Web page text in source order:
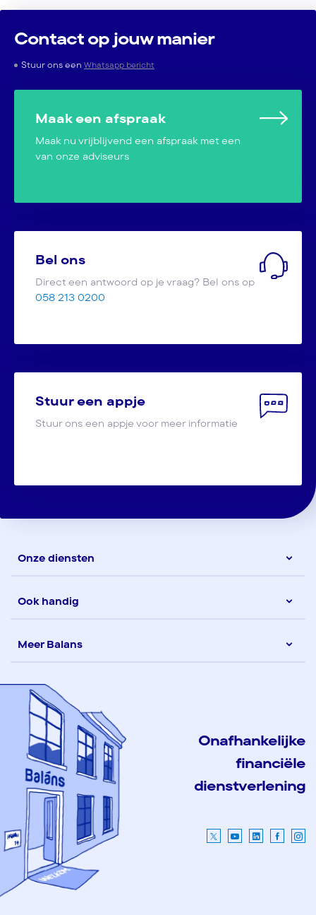
Contact op jouw manier
Stuur ons een Whatsapp bericht
Maak een afspraak
Maak nu vrijblijvend een afspraak met een
van onze adviseurs
Bel ons
Direct een antwoord op je vraag? Bel ons op
058 213 0200
Stuur een appje
Stuur ons een appje voor meer informatie
Onze diensten
Ook handig
Meer Balans
Onafhankelijke
financiële
dienstverlening